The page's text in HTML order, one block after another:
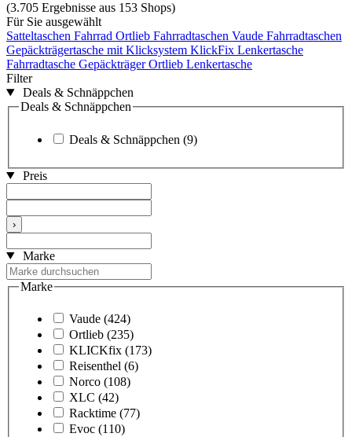
(3.705 Ergebnisse aus 153 Shops)
Für Sie ausgewählt
Satteltaschen Fahrrad Ortlieb Fahrradtaschen Vaude Fahrradtaschen
Gepäckträgertasche mit Klicksystem KlickFix Lenkertasche
Fahrradtasche GepäckträgerOrtlieb Lenkertasche
Filter
Deals & Schnäppchen
Deals & Schnäppchen
Deals & Schnäppchen (9)
Preis
›
Marke
Marke
Vaude (424)
Ortlieb (235)
KLICKfix (173)
Reisenthel (6)
Norco (108)
XLC (42)
Racktime (77)
Evoc (110)